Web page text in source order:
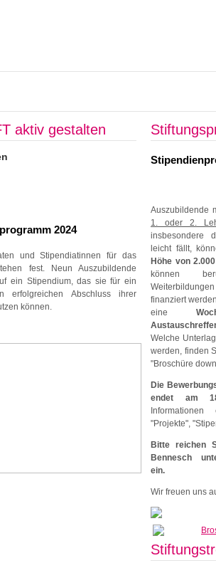
aktiv gestalten
2024
und Stipendiatinnen für das
fest. Neun Auszubildende
ein Stipendium, das sie für ein
erfolgreichen Abschluss ihrer
können.
Auszubildende
1. oder 2.
insbesondere
leicht fällt,
Höhe von
können
finanziert
eine
Welche
werden, finden
"Broschüre
Die
endet am
"Projekte",
Bitte reichen
Bennesch
ein.
Wir freuen uns